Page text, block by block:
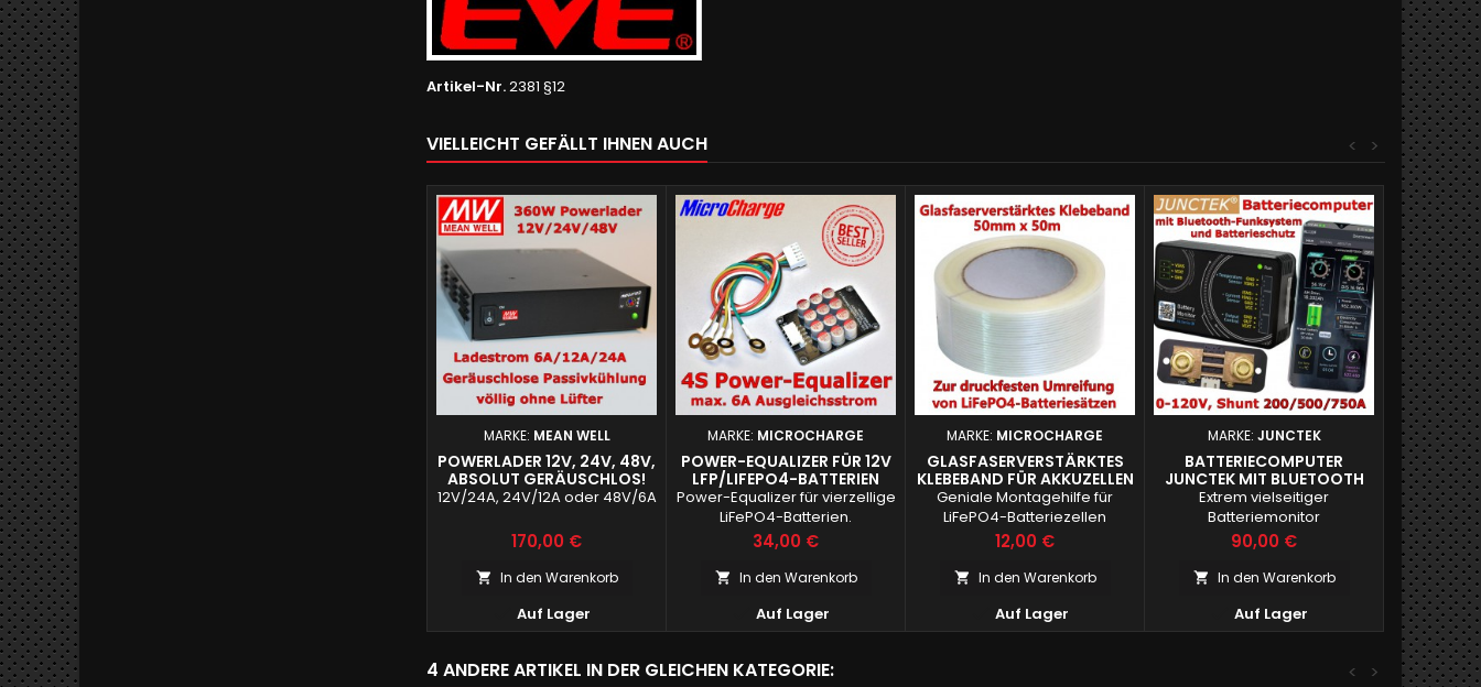
Artikel-Nr.2381 §12
VIELLEICHT GEFÄLLT IHNEN AUCH >
<
MARKE: MEAN WELL
POWERLADER 12V, 24V, 48V,
ABSOLUT GERÄUSCHLOS!
12V/24A, 24V/12A oder 48V/6A
Preis
170,00 €
 In den Warenkorb
Auf Lager
MARKE: MICROCHARGE
POWER-EQUALIZER FÜR 12V
LFP/LIFEPO4-BATTERIEN
Power-Equalizer für vierzellige
LiFePO4-Batterien.
Preis
34,00 €
 In den Warenkorb
Auf Lager
MARKE: MICROCHARGE
GLASFASERVERSTÄRKTES
KLEBEBAND FÜR AKKUZELLEN
Geniale Montagehilfe für
LiFePO4-Batteriezellen
Preis
12,00 €
 In den Warenkorb
Auf Lager
MARKE: JUNCTEK
BATTERIECOMPUTER
JUNCTEK MIT BLUETOOTH
Extrem vielseitiger
Batteriemonitor
Preis
90,00 €
 In den Warenkorb
Auf Lager
4 ANDERE ARTIKEL IN DER GLEICHEN KATEGORIE: >
<